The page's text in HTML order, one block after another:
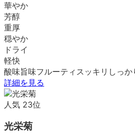
華やか
芳醇
重厚
穏やか
ドライ
軽快
酸味旨味フルーティ スッキリ しっか
詳細を見る
人気 23位
光栄菊